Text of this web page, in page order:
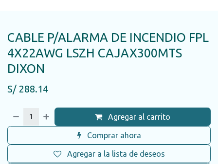
CABLE P/ALARMA DE INCENDIO FPL
4X22AWG LSZH CAJAX300MTS
DIXON
S/ 288.14
Agregar al carrito
Comprar ahora
Agregar a la lista de deseos